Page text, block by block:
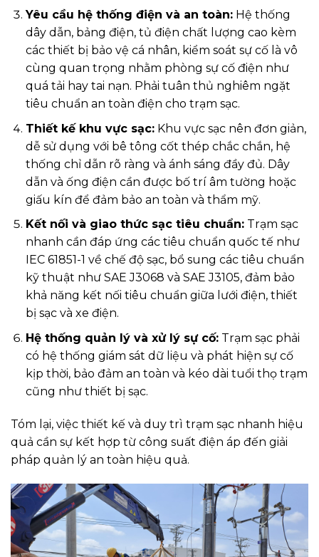
Yêu cầu hệ thống điện và an toàn:Hệ thống
dây dẫn, bảng điện, tủ điện chất lượng cao kèm
các thiết bị bảo vệ cá nhân, kiểm soát sự cố là vô
cùng quan trọng nhằm phòng sự cố điện như
quá tải hay tai nạn. Phải tuân thủ nghiêm ngặt
tiêu chuẩn an toàn điện cho trạm sạc.
Thiết kế khu vực sạc:Khu vực sạc nên đơn giản,
dễ sử dụng với bê tông cốt thép chắc chắn, hệ
thống chỉ dẫn rõ ràng và ánh sáng đầy đủ. Dây
dẫn và ống điện cần được bố trí âm tường hoặc
giấu kín để đảm bảo an toàn và thẩm mỹ.
Kết nối và giao thức sạc tiêu chuẩn:Trạm sạc
nhanh cần đáp ứng các tiêu chuẩn quốc tế như
IEC 61851-1 về chế độ sạc, bổ sung các tiêu chuẩn
kỹ thuật như SAE J3068 và SAE J3105, đảm bảo
khả năng kết nối tiêu chuẩn giữa lưới điện, thiết
bị sạc và xe điện.
Hệ thống quản lý và xử lý sự cố:Trạm sạc phải
có hệ thống giám sát dữ liệu và phát hiện sự cố
kịp thời, bảo đảm an toàn và kéo dài tuổi thọ trạm
cũng như thiết bị sạc.
Tóm lại, việc thiết kế và duy trì trạm sạc nhanh hiệu
quả cần sự kết hợp từ công suất điện áp đến giải
pháp quản lý an toàn hiệu quả.